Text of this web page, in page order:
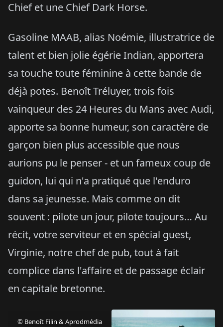
Chief et une Chief Dark Horse.
Gasoline MAAB, alias Noémie, illustratrice de
talent et bien jolie égérie Indian, apportera
sa touche toute féminine à cette bande de
déjà potes. Benoît Tréluyer, trois fois
vainqueur des 24 Heures du Mans avec Audi,
apporte sa bonne humeur, son caractère de
garçon bien plus accessible que nous
aurions pu le penser - et un fameux coup de
guidon, lui qui n'a pratiqué que l'enduro
dans sa jeunesse. Mais comme on dit
souvent : pilote un jour, pilote toujours… Au
récit, votre serviteur et en spécial guest,
Virginie, notre chef de pub, tout à fait
complice dans l'affaire et de passage éclair
en capitale bretonne.
© Benoît Filin & Aprodmédia